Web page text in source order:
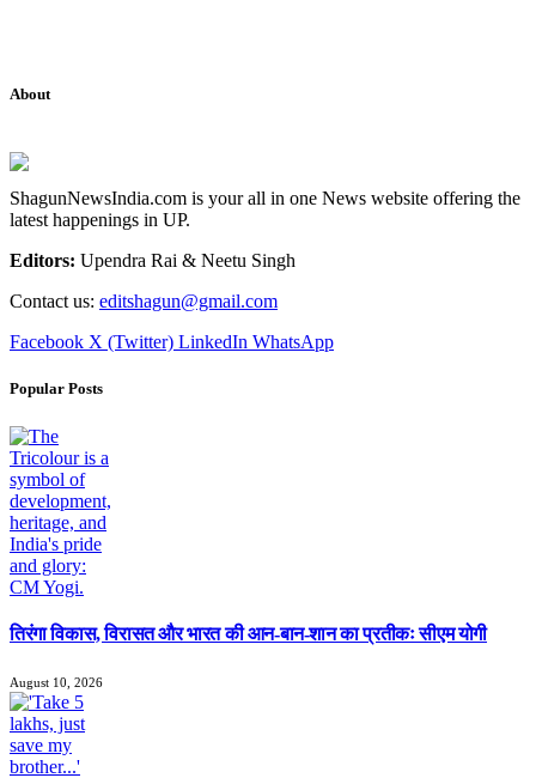
About
ShagunNewsIndia.com is your all in one News website offering the
latest happenings in UP.
Editors: Upendra Rai & Neetu Singh
Contact us: editshagun@gmail.com
Facebook X (Twitter) LinkedIn WhatsApp
Popular Posts
तिरंगा विकास, विरासत और भारत की आन-बान-शान का प्रतीकः सीएम योगी
August 10, 2026